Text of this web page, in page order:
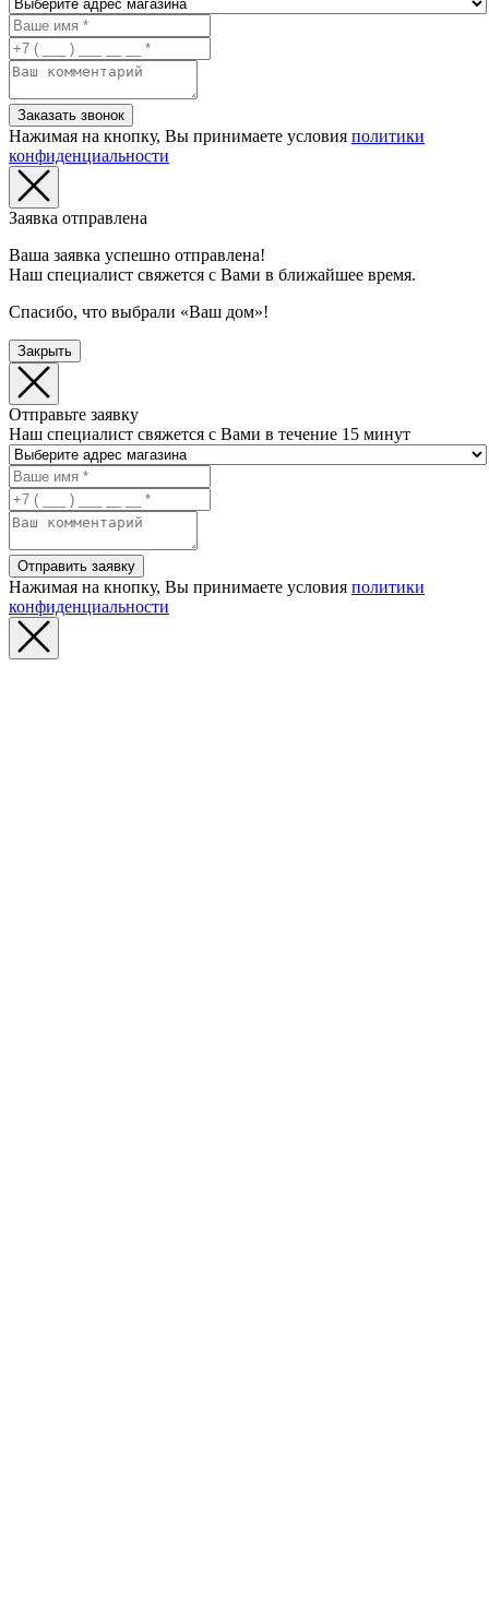
Заказать звонок
Нажимая на кнопку, Вы принимаете условия политики
конфиденциальности
Заявка отправлена
Ваша заявка успешно отправлена!
Наш специалист свяжется с Вами в ближайшее время.
Спасибо, что выбрали «Ваш дом»!
Закрыть
Отправьте заявку
Наш специалист свяжется с Вами в течение 15 минут
Отправить заявку
Нажимая на кнопку, Вы принимаете условия политики
конфиденциальности